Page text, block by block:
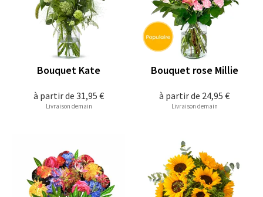
à partir de 31,95 €
Bouquet Kate
Livraison demain
à partir de 24,95 €
Bouquet rose Millie
Livraison demain